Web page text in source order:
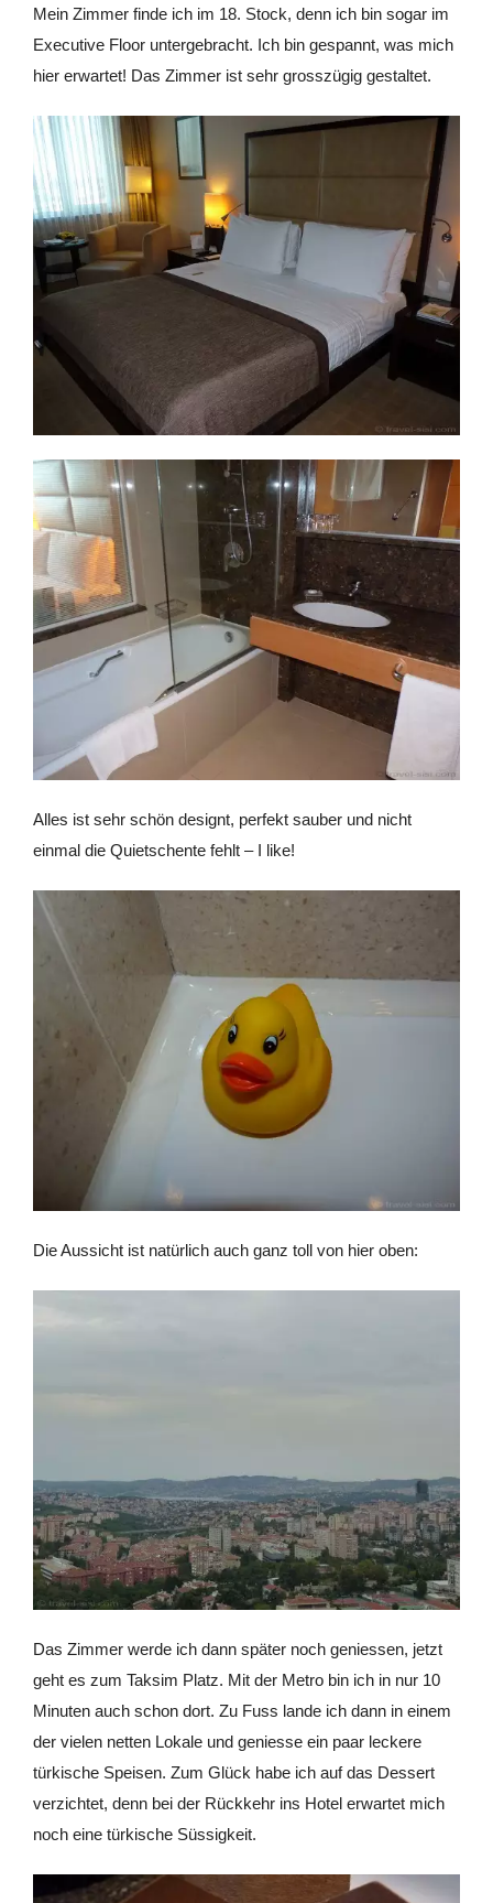
Mein Zimmer finde ich im 18. Stock, denn ich bin sogar im
Executive Floor untergebracht. Ich bin gespannt, was mich
hier erwartet! Das Zimmer ist sehr grosszügig gestaltet.
Alles ist sehr schön designt, perfekt sauber und nicht
einmal die Quietschente fehlt – I like!
Die Aussicht ist natürlich auch ganz toll von hier oben:
Das Zimmer werde ich dann später noch geniessen, jetzt
geht es zum Taksim Platz. Mit der Metro bin ich in nur 10
Minuten auch schon dort. Zu Fuss lande ich dann in einem
der vielen netten Lokale und geniesse ein paar leckere
türkische Speisen. Zum Glück habe ich auf das Dessert
verzichtet, denn bei der Rückkehr ins Hotel erwartet mich
noch eine türkische Süssigkeit.